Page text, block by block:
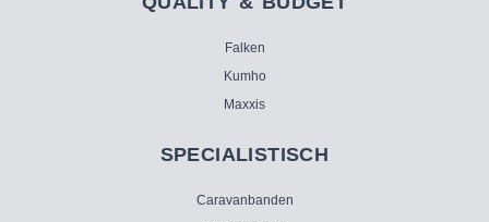
Falken
Kumho
Maxxis
SPECIALISTISCH
Caravanbanden